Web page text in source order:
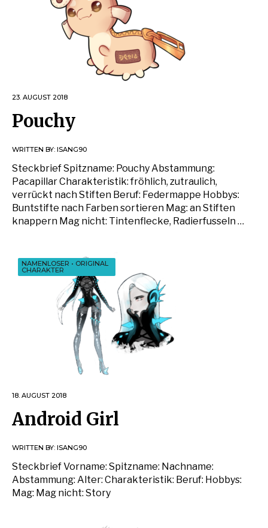
23. AUGUST 2018
Pouchy
WRITTEN BY: ISANG90
Steckbrief Spitzname: Pouchy Abstammung:
Pacapillar Charakteristik: fröhlich, zutraulich,
verrückt nach Stiften Beruf: Federmappe Hobbys:
Buntstifte nach Farben sortieren Mag: an Stiften
knappern Mag nicht: Tintenflecke, Radierfusseln …
NAMENLOSER • ORIGINAL
CHARAKTER
18. AUGUST 2018
Android Girl
WRITTEN BY: ISANG90
Steckbrief Vorname: Spitzname: Nachname:
Abstammung: Alter: Charakteristik: Beruf: Hobbys:
Mag: Mag nicht: Story